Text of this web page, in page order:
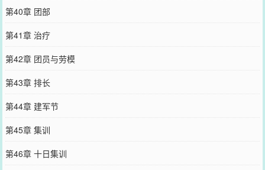
第40章 团部
第41章 治疗
第42章 团员与劳模
第43章 排长
第44章 建军节
第45章 集训
第46章 十日集训